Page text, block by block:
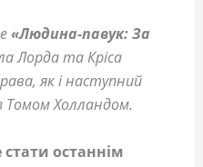
«Людина-павук: За
Лорда та Кріса
як і наступний
Томом Холландом.
останнім